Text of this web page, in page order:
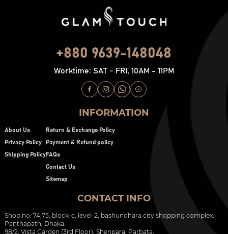
+880 9639-148048
Worktime: SAT - FRI, 10AM - 11PM
INFORMATION
About Us
Privacy Policy
Shipping Policy
Return & Exchange Policy
Payment & Refund policy
FAQs
Contact Us
Sitemap
CONTACT INFO
Shop no: 74,75, block-c, level-2, bashundhara city shopping complex.
Panthapath, Dhaka.
98/2, Vista Garden (3rd Floor), Shenpara, Parbata,